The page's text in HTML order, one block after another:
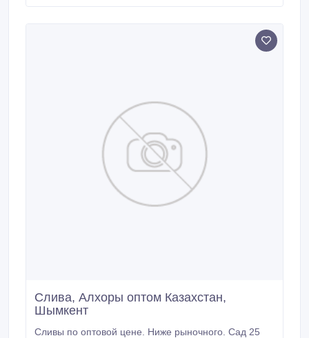
Слива, Алхоры оптом Казахстан,
Шымкент
Сливы по оптовой цене. Ниже рыночного. Сад 25